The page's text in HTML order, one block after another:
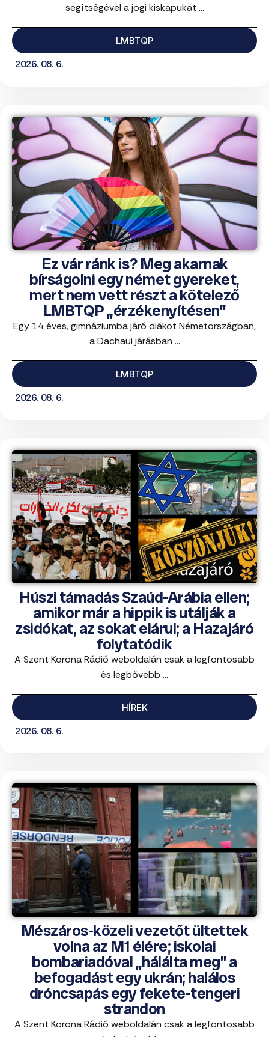
segítségével a jogi kiskapukat ...
LMBTQP
2026. 08. 6.
Ez vár ránk is? Meg akarnak
bírságolni egy német gyereket,
mert nem vett részt a kötelező
LMBTQP „érzékenyítésen”
Egy 14 éves, gimnáziumba járó diákot Németországban,
a Dachaui járásban ...
LMBTQP
2026. 08. 6.
Húszi támadás Szaúd-Arábia ellen;
amikor már a hippik is utálják a
zsidókat, az sokat elárul; a Hazajáró
folytatódik
A Szent Korona Rádió weboldalán csak a legfontosabb
és legbővebb ...
HÍREK
2026. 08. 6.
Mészáros-közeli vezetőt ültettek
volna az M1 élére; iskolai
bombariadóval „hálálta meg” a
befogadást egy ukrán; halálos
dróncsapás egy fekete-tengeri
strandon
A Szent Korona Rádió weboldalán csak a legfontosabb